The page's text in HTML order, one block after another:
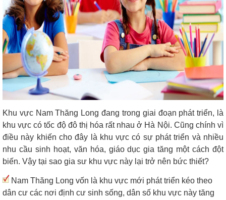
Khu vực Nam Thăng Long đang trong giai đoạn phát triển, là
khu vực có tốc độ đô thị hóa rất nhau ở Hà Nội. Cũng chính vì
điều này khiến cho đây là khu vực có sự phát triển và nhiều
nhu cầu sinh hoạt, văn hóa, giáo dục gia tăng một cách đột
biến. Vậy tại sao gia sư khu vực này lại trở nên bức thiết?
Nam Thăng Long vốn là khu vực mới phát triển kéo theo
dân cư các nơi định cư sinh sống, dân số khu vực này tăng